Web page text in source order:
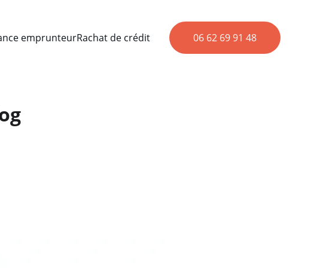
emprunteurRachat de crédit 06 62 69 91 48